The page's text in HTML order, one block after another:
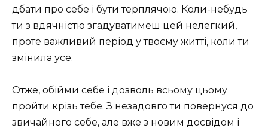
дбати про себе і бути терплячою. Коли-небудь
ти з вдячністю згадуватимеш цей нелегкий,
проте важливий період у твоєму житті, коли ти
змінила усе.
Отже, обійми себе і дозволь всьому цьому
пройти крізь тебе. З незадовго ти повернуся до
звичайного себе, але вже з новим досвідом і